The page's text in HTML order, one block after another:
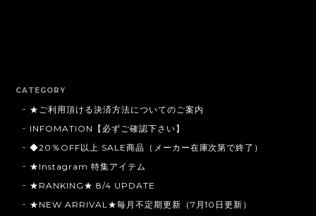
CATEGORY
★ご利用頂ける決済方法についてのご案内
INFOMATION【必ずご確認下さい】
◆20％OFF以上 SALE商品（メーカー在庫次第で終了）
★Instagram 特集アイテム
★RANKING★ 8/4 UPDATE
★NEW ARRIVAL★毎月不定期更新（7月10日更新）